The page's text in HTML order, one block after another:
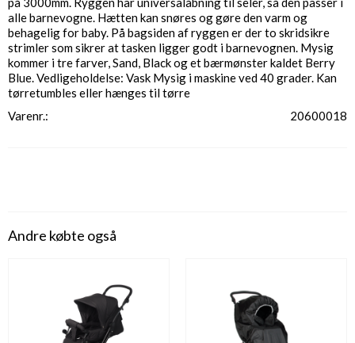
alle barnevogne. Hætten kan snøres og gøre den varm og
behagelig for baby. På bagsiden af ​​ryggen er der to skridsikre
strimler som sikrer at tasken ligger godt i barnevognen. Mysig
kommer i tre farver, Sand, Black og et bærmønster kaldet Berry
Blue. Vedligeholdelse: Vask Mysig i maskine ved 40 grader. Kan
tørretumbles eller hænges til tørre
Varenr.
20600018
Andre købte også